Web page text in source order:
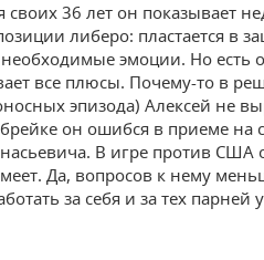
36 лет он показывает
либеро: пластается в
эмоции. Но есть
все плюсы. Почему-то в
эпизода) Алексей не
он ошибся в приеме на
В игре против США
Да, вопросов к нему
за себя и за тех парней